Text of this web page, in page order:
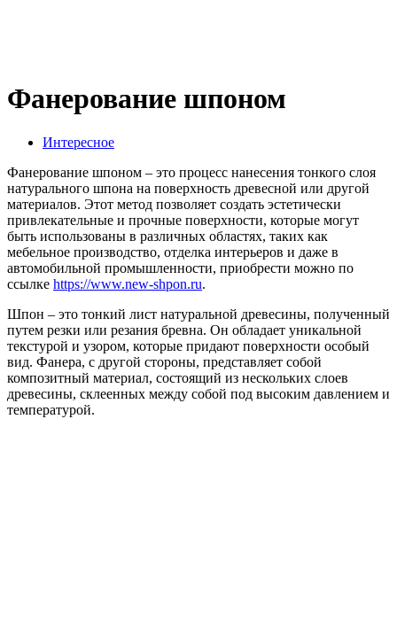
Фанерование шпоном
Интересное
Фанерование шпоном – это процесс нанесения тонкого слоя
натурального шпона на поверхность древесной или другой
материалов. Этот метод позволяет создать эстетически
привлекательные и прочные поверхности, которые могут
быть использованы в различных областях, таких как
мебельное производство, отделка интерьеров и даже в
автомобильной промышленности, приобрести можно по
ссылке https://www.new-shpon.ru.
Шпон – это тонкий лист натуральной древесины, полученный
путем резки или резания бревна. Он обладает уникальной
текстурой и узором, которые придают поверхности особый
вид. Фанера, с другой стороны, представляет собой
композитный материал, состоящий из нескольких слоев
древесины, склеенных между собой под высоким давлением и
температурой.